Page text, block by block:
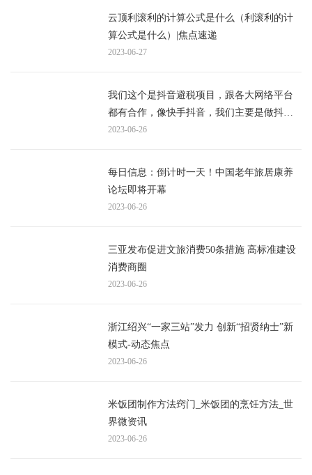
云顶利滚利的计算公式是什么（利滚利的计
算公式是什么）|焦点速递
2023-06-27
我们这个是抖音避税项目，跟各大网络平台
都有合作，像快手抖音，我们主要是做抖音_
精选
2023-06-26
每日信息：倒计时一天！中国老年旅居康养
论坛即将开幕
2023-06-26
三亚发布促进文旅消费50条措施 高标准建设
消费商圈
2023-06-26
浙江绍兴“一家三站”发力 创新“招贤纳士”新
模式-动态焦点
2023-06-26
米饭团制作方法窍门_米饭团的烹饪方法_世
界微资讯
2023-06-26